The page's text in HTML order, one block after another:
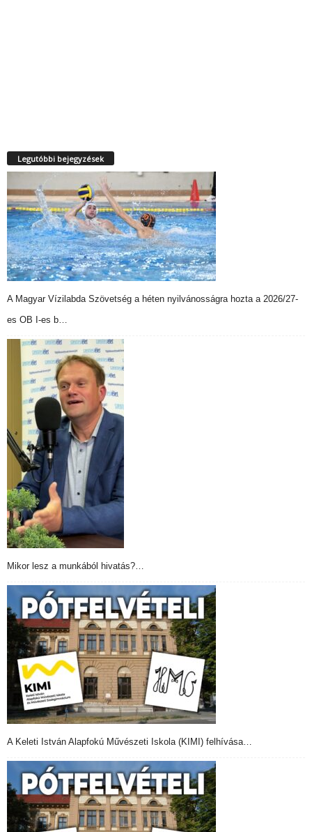
Legutóbbi bejegyzések
A Magyar Vízilabda Szövetség a héten nyilvánosságra hozta a 2026/27-
es OB I-es b…
Mikor lesz a munkából hivatás?…
A Keleti István Alapfokú Művészeti Iskola (KIMI) felhívása…